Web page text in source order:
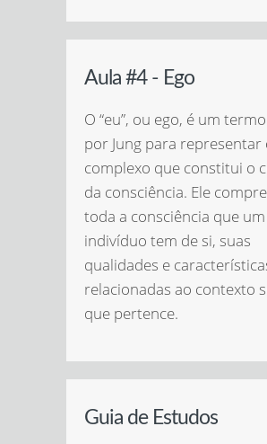
Aula #4 - Ego
O “eu”, ou ego, é um
por Jung para representar
complexo que constitui o
da consciência. Ele
toda a consciência que um
indivíduo tem de si, suas
qualidades e
relacionadas ao contexto
que pertence.
Guia de Estudos